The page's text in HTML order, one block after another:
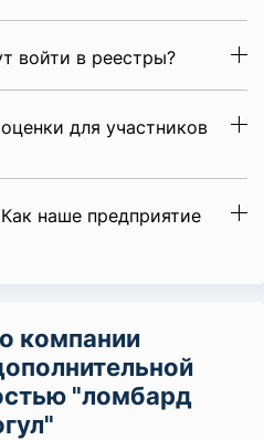
войти в реестры?
для участников
наше предприятие
компании
"ломбард